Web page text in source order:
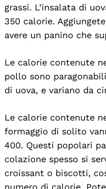
grassi. L’insalata di
350 calorie.
avere un panino che
Le calorie contenute
pollo sono
di uova, e variano da
Le calorie contenute
formaggio di solito
400. Questi popolari
colazione spesso si
croissant o biscotti,
numero di calorie.